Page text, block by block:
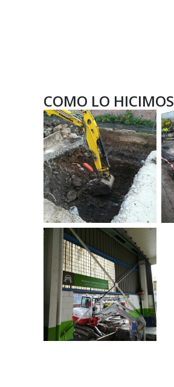
COMO LO HICIMOS